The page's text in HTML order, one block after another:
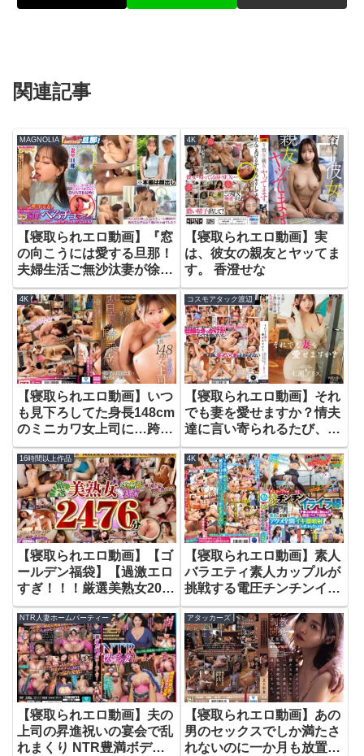
関連記事
MAGNOLIA
【寝取られエロ動画】『窓
の向こうには愛する旦那！
夫婦生活ご無沙汰妻が徐々
に過激になる濃厚べろチュ
～チャレンジ！』2児の長
身美人ママが夫のすぐ近く
で見知らぬ男と濃厚キッス
☆久々の生パコで絶頂が止
まらない完堕ちNTR交尾
♪【街角素人モニタリング♯
なお♯32歳】 森あやみ
4K
【寝取られエロ動画】実
は、彼女の親友とヤッてま
す。 香澄せな
4K
【寝取られエロ動画】いつ
も見下ろしてた身長148cm
のミニカワ女上司に…跨ら
れ、見下され、乳首責め騎
乗位で何度もヌカれちゃう
恥ずかしい僕。 夢乃あい
か
コスモアタック渡辺
【寝取られエロ動画】それ
でも妻を愛せますか？情夫
達に言い寄られるたび、股
を開き他人棒で絶頂する巨
乳淫売女編。 七瀬アリス
16時間以上作品
【寝取られエロ動画】【ゴ
ールデン福袋】【過激エロ
すぎ！！！厳選美熟女20作
品完全ノーカット収録！特
濃2476分！】
4K
【寝取られエロ動画】素人
バラエティ素人カップルが
挑戦する電圧チンチンイラ
イラ棒チ●コが電線に触れ
ると固定バイブ起動！彼氏
の目前でアクメ全開イキ潮
噴射が止まらない！
NTR人妻ホームパーティー
【寝取られエロ動画】夫の
上司の昇進祝いの宴会で乱
れまくり NTR豊満ボディ
アタッカーズ
【寝取られエロ動画】あの
男のセックスでしか満たさ
れないのに一か月も放置さ